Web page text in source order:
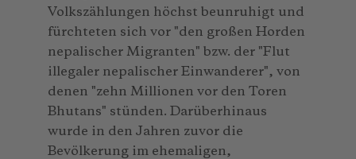
Volkszählungen höchst beunruhigt und
fürchteten sich vor "den großen Horden
nepalischer Migranten" bzw. der "Flut
illegaler nepalischer Einwanderer", von
denen "zehn Millionen vor den Toren
Bhutans" stünden. Darüberhinaus
wurde in den Jahren zuvor die
Bevölkerung im ehemaligen,